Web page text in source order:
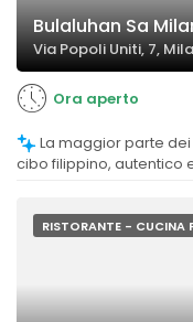
Bulaluhan Sa
Via Popoli Uniti, 7,
Ora aperto
cibo filippino, autentico
ricordano la cucina di
RISTORANTE - CUCINA